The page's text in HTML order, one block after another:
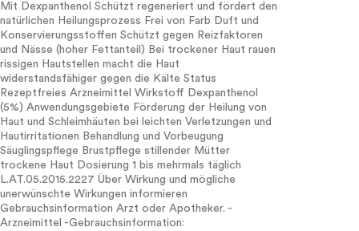
Mit Dexpanthenol Schützt regeneriert und fördert den
natürlichen Heilungsprozess Frei von Farb Duft und
Konservierungsstoffen Schützt gegen Reizfaktoren
und Nässe (hoher Fettanteil) Bei trockener Haut rauen
rissigen Hautstellen macht die Haut
widerstandsfähiger gegen die Kälte Status
Rezeptfreies Arzneimittel Wirkstoff Dexpanthenol
(5%) Anwendungsgebiete Förderung der Heilung von
Haut und Schleimhäuten bei leichten Verletzungen und
Hautirritationen Behandlung und Vorbeugung
Säuglingspflege Brustpflege stillender Mütter
trockene Haut Dosierung 1 bis mehrmals täglich
L.AT.05.2015.2227 Über Wirkung und mögliche
unerwünschte Wirkungen informieren
Gebrauchsinformation Arzt oder Apotheker. -
Arzneimittel -Gebrauchsinformation: